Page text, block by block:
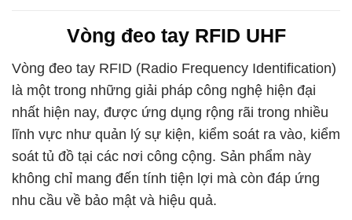
Vòng đeo tay RFID UHF
Vòng đeo tay RFID (Radio Frequency Identification)
là một trong những giải pháp công nghệ hiện đại
nhất hiện nay, được ứng dụng rộng rãi trong nhiều
lĩnh vực như quản lý sự kiện, kiểm soát ra vào, kiểm
soát tủ đồ tại các nơi công cộng. Sản phẩm này
không chỉ mang đến tính tiện lợi mà còn đáp ứng
nhu cầu về bảo mật và hiệu quả.